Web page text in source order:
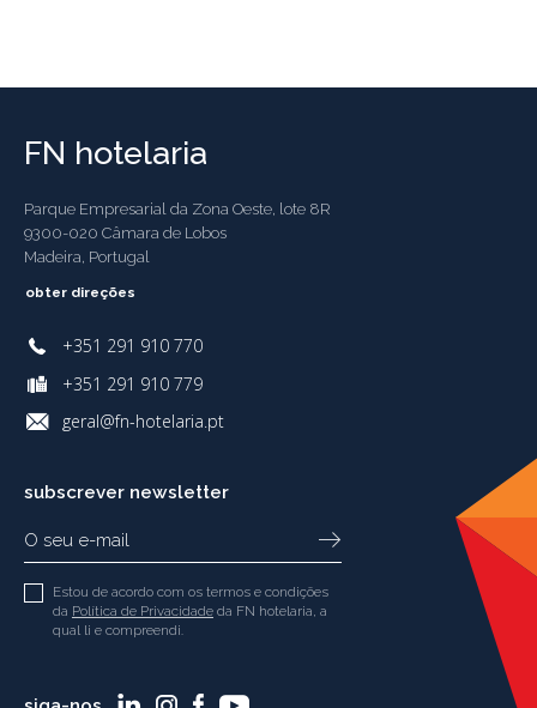
FN hotelaria
Parque Empresarial da Zona Oeste, lote 8R
9300-020 Câmara de Lobos
Madeira, Portugal
obter direções
+351 291 910 770
+351 291 910 779
geral@fn-hotelaria.pt
subscrever newsletter
Estou de acordo com os termos e condições
da Política de Privacidade da FN hotelaria, a
qual li e compreendi.